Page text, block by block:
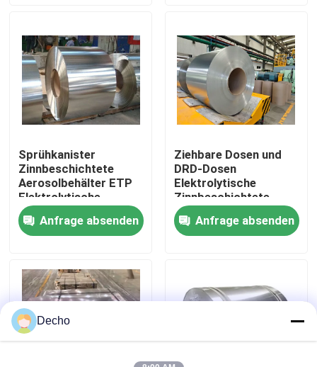
Über uns
Werksbesichtigung
Kontakt mit uns
Neuigkeiten
Rechtssachen
Bitte um ein Angebot
Farbbeschichtete Stahlspule
Sprühkanister
Zinnbeschichtete
Aerosolbehälter ETP
Elektrolytische
Zinnbeschichtete
Plattenkugel
Verpackung
Anfrage absenden
Ziehbare Dosen und
DRD-Dosen
Elektrolytische
Zinnbeschichtete
Plattenrollen JIS
G3303 EN10203
Anfrage absenden
Decho